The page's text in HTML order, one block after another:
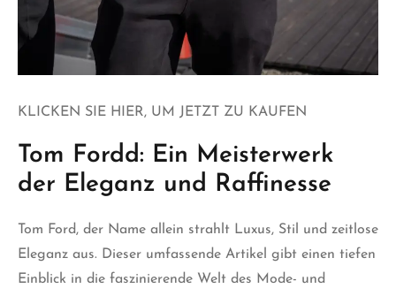
KLICKEN SIE HIER, UM JETZT ZU KAUFEN
Tom Fordd: Ein Meisterwerk
der Eleganz und Raffinesse
Tom Ford, der Name allein strahlt Luxus, Stil und zeitlose
Eleganz aus. Dieser umfassende Artikel gibt einen tiefen
Einblick in die faszinierende Welt des Mode- und